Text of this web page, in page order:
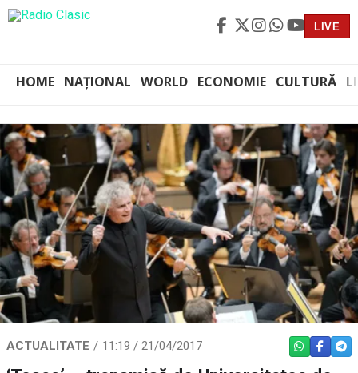
LIVE
HOME NAȚIONAL WORLD ECONOMIE CULTURĂ
ACTUALITATE 11:19 / 21/04/2017 WHATSAPP